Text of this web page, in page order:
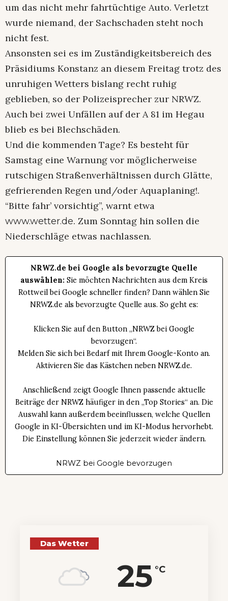
um das nicht mehr fahrtüchtige Auto. Verletzt
wurde niemand, der Sachschaden steht noch
nicht fest.
Ansonsten sei es im Zuständigkeitsbereich des
Präsidiums Konstanz an diesem Freitag trotz des
unruhigen Wetters bislang recht ruhig
geblieben, so der Polizeisprecher zur NRWZ.
Auch bei zwei Unfällen auf der A 81 im Hegau
blieb es bei Blechschäden.
Und die kommenden Tage? Es besteht für
Samstag eine Warnung vor möglicherweise
rutschigen Straßenverhältnissen durch Glätte,
gefrierenden Regen und/oder Aquaplaning!.
“Bitte fahr’ vorsichtig”, warnt etwa
www.wetter.de. Zum Sonntag hin sollen die
Niederschläge etwas nachlassen.
NRWZ.de bei Google als bevorzugte Quelle
auswählen: Sie möchten Nachrichten aus dem Kreis
Rottweil bei Google schneller finden? Dann wählen Sie
NRWZ.de als bevorzugte Quelle aus. So geht es:
Klicken Sie auf den Button „NRWZ bei Google
bevorzugen“.
Melden Sie sich bei Bedarf mit Ihrem Google-Konto an.
Aktivieren Sie das Kästchen neben NRWZ.de.
Anschließend zeigt Google Ihnen passende aktuelle
Beiträge der NRWZ häufiger in den „Top Stories“ an. Die
Auswahl kann außerdem beeinflussen, welche Quellen
Google in KI-Übersichten und im KI-Modus hervorhebt.
Die Einstellung können Sie jederzeit wieder ändern.
NRWZ bei Google bevorzugen
Das Wetter
25 °C